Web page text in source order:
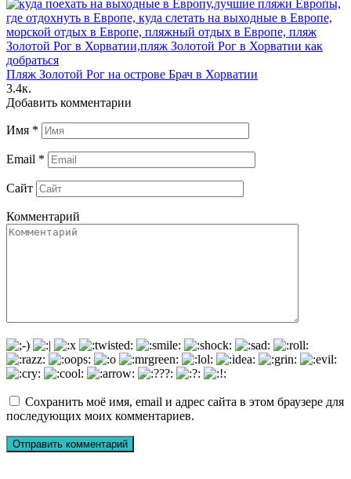
Пляж Золотой Рог на острове Брач в Хорватии
3.4к.
Добавить комментарии
Имя *
Email *
Сайт
Комментарий
Сохранить моё имя, email и адрес сайта в этом браузере для
последующих моих комментариев.